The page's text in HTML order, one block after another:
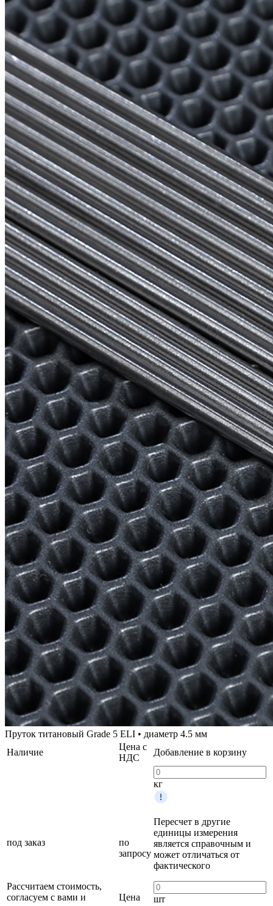
Пруток титановый Grade 5 ELI • диаметр 4.5 мм
Наличие
Цена с
НДС
Добавление в корзину
под заказ
Рассчитаем стоимость,
согласуем с вами и
по
запросу
Цена
кг
Пересчет в другие
единицы измерения
является справочным и
может отличаться от
фактического
шт